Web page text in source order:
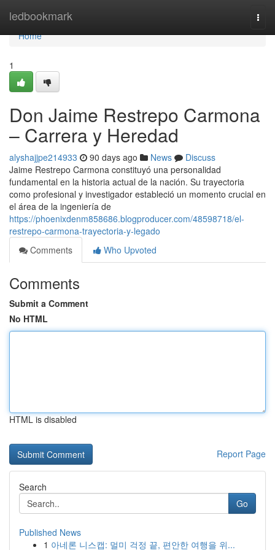
ledbookmark
Home
Home
1
Don Jaime Restrepo Carmona
– Carrera y Heredad
alyshajjpe214933 90 days ago News
Discuss
Jaime Restrepo Carmona constituyó una personalidad
fundamental en la historia actual de la nación. Su trayectoria
como profesional y investigador estableció un momento crucial en
el área de la ingeniería de
https://phoenixdenm858686.blogproducer.com/48598718/el-
restrepo-carmona-trayectoria-y-legado
Comments
Who Upvoted
Comments
Submit a Comment
No HTML
HTML is disabled
Report Page
Search
Go
Published News
1 아네론 니스캡: 멀미 걱정 끝, 편안한 여행을 위...